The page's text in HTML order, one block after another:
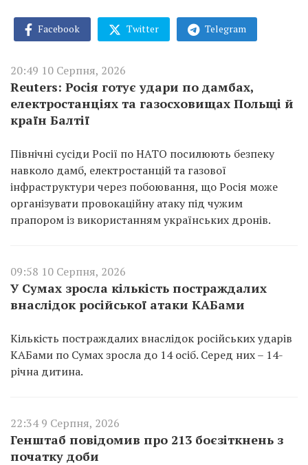
Facebook Twitter Telegram
20:49 10 Серпня, 2026
Reuters: Росія готує удари по дамбах,
електростанціях та газосховищах Польщі й
країн Балтії
Північні сусіди Росії по НАТО посилюють безпеку
навколо дамб, електростанцій та газової
інфраструктури через побоювання, що Росія може
організувати провокаційну атаку під чужим
прапором із використанням українських дронів.
09:58 10 Серпня, 2026
У Сумах зросла кількість постраждалих
внаслідок російської атаки КАБами
Кількість постраждалих внаслідок російських ударів
КАБами по Сумах зросла до 14 осіб. Серед них – 14-
річна дитина.
22:34 9 Серпня, 2026
Генштаб повідомив про 213 боєзіткнень з
початку доби